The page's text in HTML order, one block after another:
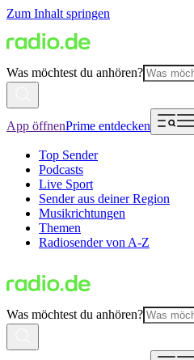
Zum Inhalt springen
Was möchtest du anhören?
App öffnenPrime entdecken
Top Sender
Podcasts
Live Sport
Sender aus deiner Region
Musikrichtungen
Themen
Radiosender von A-Z
Was möchtest du anhören?